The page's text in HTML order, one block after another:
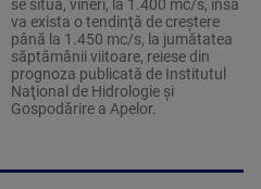
se situa, vineri, la 1.400 mc/s, însă
va exista o tendinţă de creştere
până la 1.450 mc/s, la jumătatea
săptămânii viitoare, reiese din
prognoza publicată de Institutul
Naţional de Hidrologie şi
Gospodărire a Apelor.